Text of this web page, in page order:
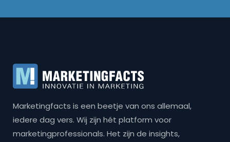
Marketingfacts is een beetje van ons allemaal,
iedere dag vers. Wij zijn hét platform voor
marketingprofessionals. Het zijn de insights,